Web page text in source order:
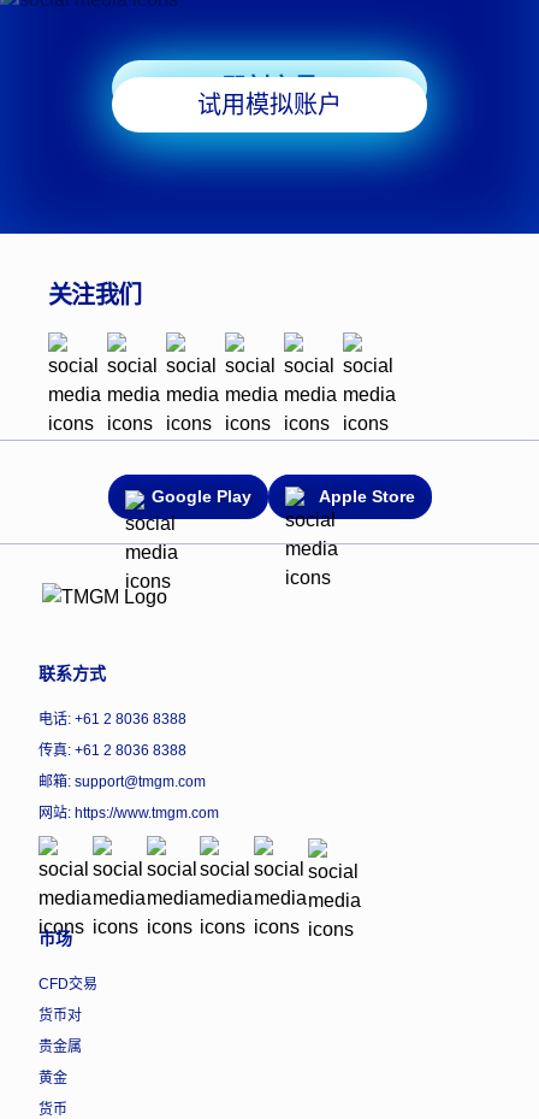
即刻交易
试用模拟账户
关注我们
Google Play Apple Store
联系方式
电话: +61 2 8036 8388
传真: +61 2 8036 8388
邮箱: support@tmgm.com
网站: https://www.tmgm.com
市场
CFD交易
货币对
贵金属
黄金
货币